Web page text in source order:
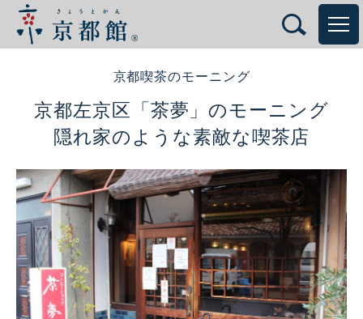
京都喫茶のモーニング
京都左京区「茶夢」のモーニング
隠れ家のような素敵な喫茶店